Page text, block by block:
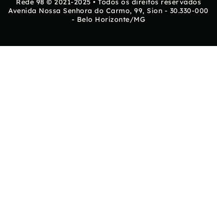
Rede 98 © 2021-2025 • Todos os direitos reservados
Avenida Nossa Senhora do Carmo, 99, Sion - 30.330-000
- Belo Horizonte/MG